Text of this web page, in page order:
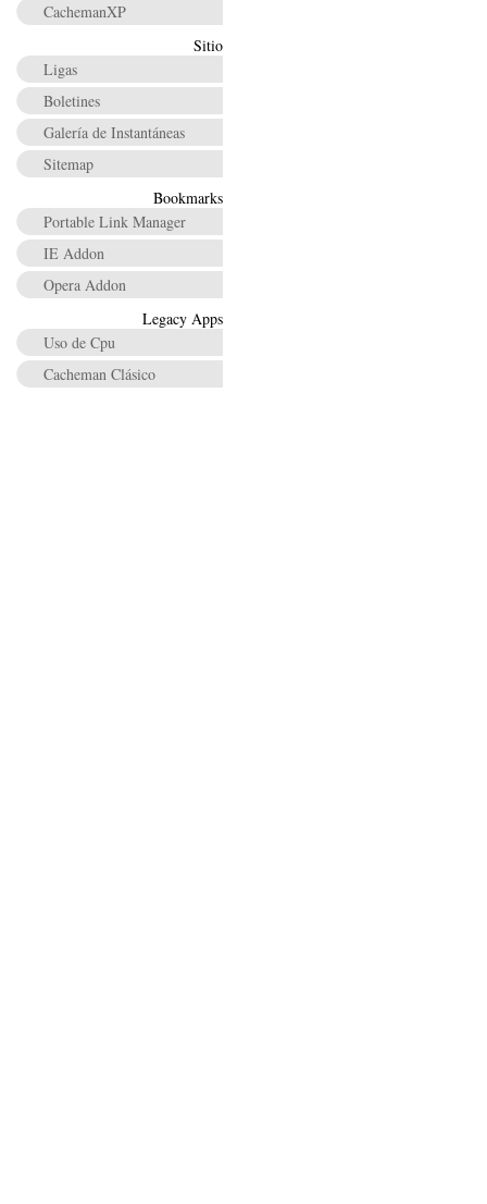
CachemanXP
Sitio
Ligas
Boletines
Galería de Instantáneas
Sitemap
Bookmarks
Portable Link Manager
IE Addon
Opera Addon
Legacy Apps
Uso de Cpu
Cacheman Clásico